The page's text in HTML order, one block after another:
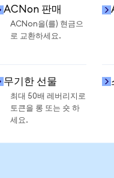
ACNon 판매
ACNon을(를) 현금으
로 교환하세요.
무기한 선물
최대 50배 레버리지로
토큰을 롱 또는 숏 하
세요.